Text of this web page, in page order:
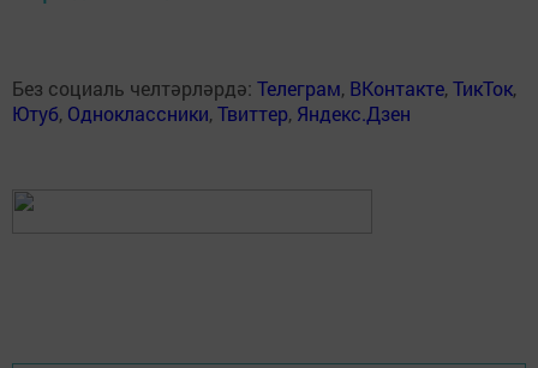
Без социаль челтәрләрдә: Телеграм, ВКонтакте,ТикТок,
Ютуб, Одноклассники,Твиттер, Яндекс.Дзен